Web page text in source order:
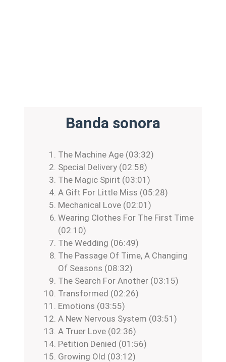
Banda sonora
The Machine Age (03:32)
Special Delivery (02:58)
The Magic Spirit (03:01)
A Gift For Little Miss (05:28)
Mechanical Love (02:01)
Wearing Clothes For The First Time
(02:10)
The Wedding (06:49)
The Passage Of Time, A Changing
Of Seasons (08:32)
The Search For Another (03:15)
Transformed (02:26)
Emotions (03:55)
A New Nervous System (03:51)
A Truer Love (02:36)
Petition Denied (01:56)
Growing Old (03:12)